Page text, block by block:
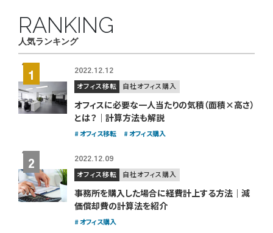
人気ランキング
RANKING
2022.12.12
オフィス移転 自社オフィス購入
オフィスに必要な一人当たりの気積（面積×高さ）
とは？｜計算方法も解説
オフィス移転 オフィス購入
2022.12.09
オフィス移転 自社オフィス購入
事務所を購入した場合に経費計上する方法｜減
価償却費の計算法を紹介
オフィス購入